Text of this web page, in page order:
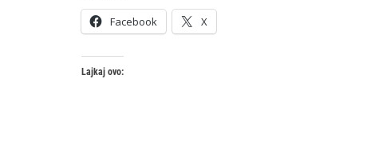
Facebook X
Lajkaj ovo: